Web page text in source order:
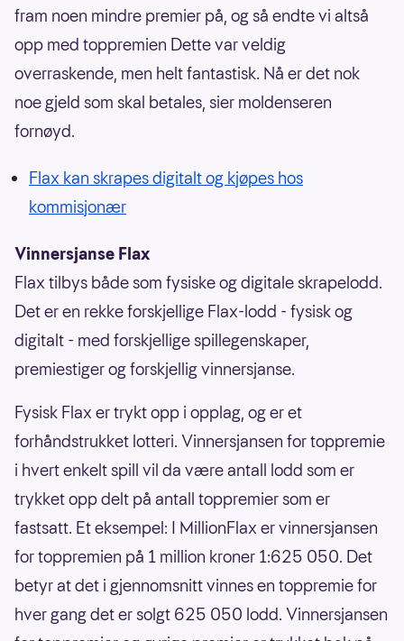
fram noen mindre premier på, og så endte vi altså
opp med toppremien Dette var veldig
overraskende, men helt fantastisk. Nå er det nok
noe gjeld som skal betales, sier moldenseren
fornøyd.
Flax kan skrapes digitalt og kjøpes hos
kommisjonær
Vinnersjanse Flax
Flax tilbys både som fysiske og digitale skrapelodd.
Det er en rekke forskjellige Flax-lodd - fysisk og
digitalt - med forskjellige spillegenskaper,
premiestiger og forskjellig vinnersjanse.
Fysisk Flax er trykt opp i opplag, og er et
forhåndstrukket lotteri. Vinnersjansen for toppremie
i hvert enkelt spill vil da være antall lodd som er
trykket opp delt på antall toppremier som er
fastsatt. Et eksempel: I MillionFlax er vinnersjansen
for toppremien på 1 million kroner 1:625 050. Det
betyr at det i gjennomsnitt vinnes en toppremie for
hver gang det er solgt 625 050 lodd. Vinnersjansen